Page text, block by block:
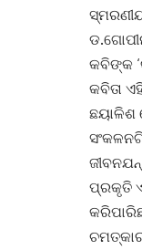
କବିଙ୍କ
କବିତା
ଛୟାଳିଶ
ପ୍ରକୃତି